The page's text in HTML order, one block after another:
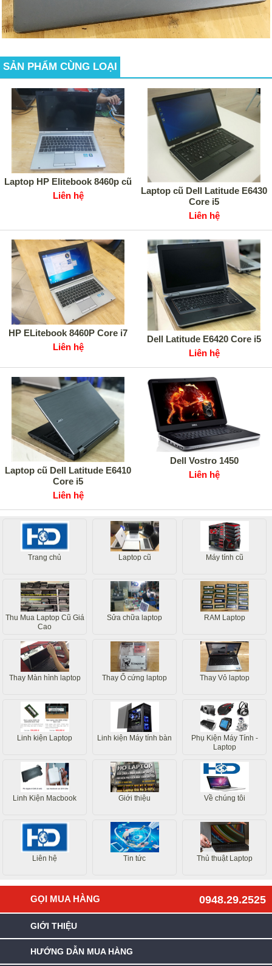
SẢN PHẨM CÙNG LOẠI
Laptop HP Elitebook 8460p cũ
Liên hệ
Laptop cũ Dell Latitude E6430
Core i5
Liên hệ
HP ELitebook 8460P Core i7
Liên hệ
Dell Latitude E6420 Core i5
Liên hệ
Laptop cũ Dell Latitude E6410
Core i5
Liên hệ
Dell Vostro 1450
Liên hệ
Trang chủ Laptop cũ Máy tính cũ
Thu Mua Laptop Cũ Giá
Cao
Sửa chữa laptop RAM Laptop
Thay Màn hình laptop Thay Ổ cứng laptop Thay Vỏ laptop
Linh kiện Laptop Linh kiện Máy tính bàn
Phụ Kiện Máy Tính -
Laptop
Linh Kiện Macbook Giới thiệu Về chúng tôi
Liên hệ Tin tức Thủ thuật Laptop
0948.29.2525
GỌI MUA HÀNG
GIỚI THIỆU
HƯỚNG DẪN MUA HÀNG